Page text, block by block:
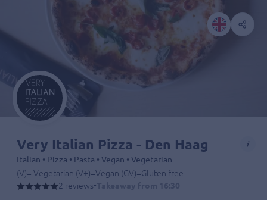
Very Italian Pizza - Den Haag
Italian • Pizza • Pasta • Vegan • Vegetarian
(V)= Vegetarian (V+)=Vegan (GV)=Gluten free
2 reviews•